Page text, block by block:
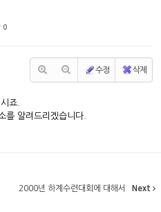
0
수정 삭제
죠.
를 알려드리겠습니다.
2000년 하계수련대회에 대해서 Next